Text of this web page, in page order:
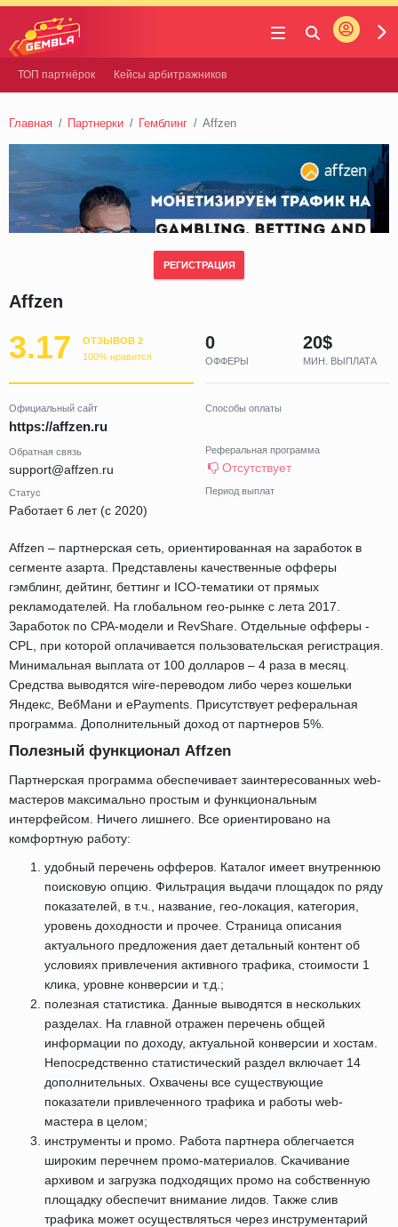
Gembla
Войти
ТОП партнёрок Кейсы арбитражников
Главная Партнерки Гемблинг Affzen
Affzen
3.17
ОТЗЫВОВ 2
100% нравится
0
ОФФЕРЫ
20$
МИН. ВЫПЛАТА
Официальный сайт
https://affzen.ru
Обратная связь
support@affzen.ru
Статус
Работает 6 лет (с 2020)
Способы оплаты
Реферальная программа
Отсутствует
Период выплат
Affzen – партнерская сеть, ориентированная на заработок в
сегменте азарта. Представлены качественные офферы
гэмблинг, дейтинг, беттинг и ICO-тематики от прямых
рекламодателей. На глобальном гео-рынке с лета 2017.
Заработок по СРА-модели и RevShare. Отдельные офферы -
CPL, при которой оплачивается пользовательская регистрация.
Минимальная выплата от 100 долларов – 4 раза в месяц.
Средства выводятся wire-переводом либо через кошельки
Яндекс, ВебМани и ePayments. Присутствует реферальная
программа. Дополнительный доход от партнеров 5%.
Полезный функционал Affzen
Партнерская программа обеспечивает заинтересованных web-
мастеров максимально простым и функциональным
интерфейсом. Ничего лишнего. Все ориентировано на
комфортную работу:
удобный перечень офферов. Каталог имеет внутреннюю
поисковую опцию. Фильтрация выдачи площадок по ряду
показателей, в т.ч., название, гео-локация, категория,
уровень доходности и прочее. Страница описания
актуального предложения дает детальный контент об
условиях привлечения активного трафика, стоимости 1
клика, уровне конверсии и т.д.;
полезная статистика. Данные выводятся в нескольких
разделах. На главной отражен перечень общей
информации по доходу, актуальной конверсии и хостам.
Непосредственно статистический раздел включает 14
дополнительных. Охвачены все существующие
показатели привлеченного трафика и работы web-
мастера в целом;
инструменты и промо. Работа партнера облегчается
широким перечнем промо-материалов. Скачивание
архивом и загрузка подходящих промо на собственную
площадку обеспечит внимание лидов. Также слив
трафика может осуществляться через инструментарий
РЕГИСТРАЦИЯ